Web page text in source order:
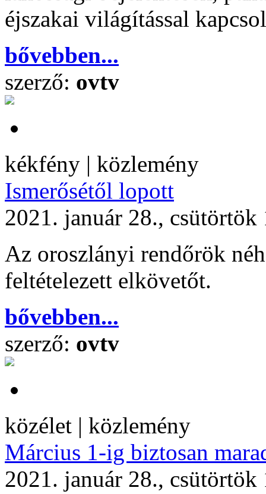
éjszakai világítással
bővebben...
szerző: ovtv
kékfény | közlemény
Ismerősétől lopott
2021. január 28., csütörtök
Az oroszlányi rendőrök
feltételezett elkövetőt.
bővebben...
szerző: ovtv
közélet | közlemény
Március 1-ig biztosan
2021. január 28., csütörtök